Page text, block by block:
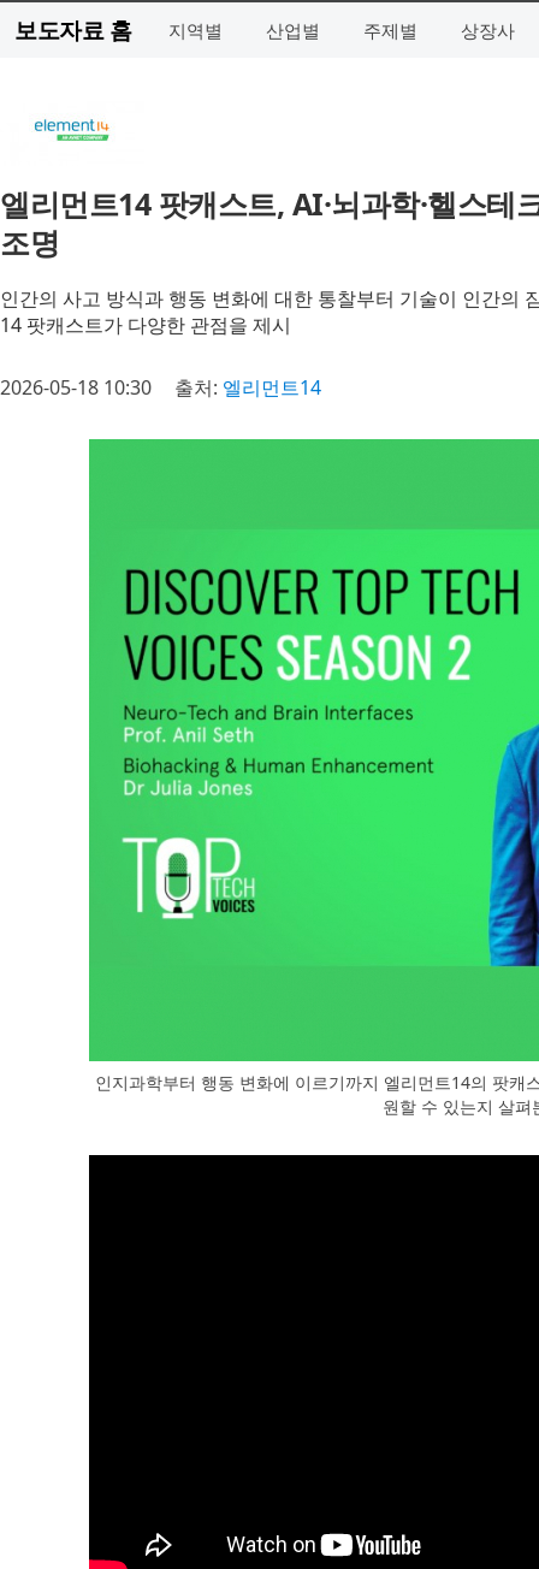
보도자료 홈 지역별 산업별 주제별 상장사
엘리먼트14 팟캐스트, AI·뇌과학·헬스
조명
인간의 사고 방식과 행동 변화에 대한 통찰부터 기술이 인간의
14 팟캐스트가 다양한 관점을 제시
2026-05-18 10:30 출처: 엘리먼트14
인지과학부터 행동 변화에 이르기까지 엘리먼트14의 팟캐
원할 수 있는지 살펴